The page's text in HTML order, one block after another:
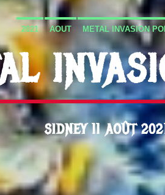
2021 AOUT METAL INVASION
SIDNEY 11 AOÛT